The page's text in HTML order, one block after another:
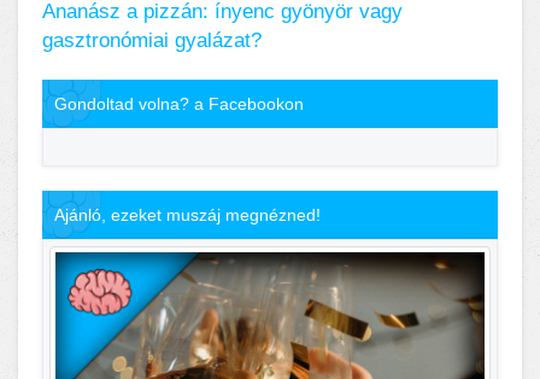
Ananász a pizzán: ínyenc gyönyör vagy
gasztronómiai gyalázat?
Gondoltad volna? a Facebookon
Ajánló, ezeket muszáj megnézned!